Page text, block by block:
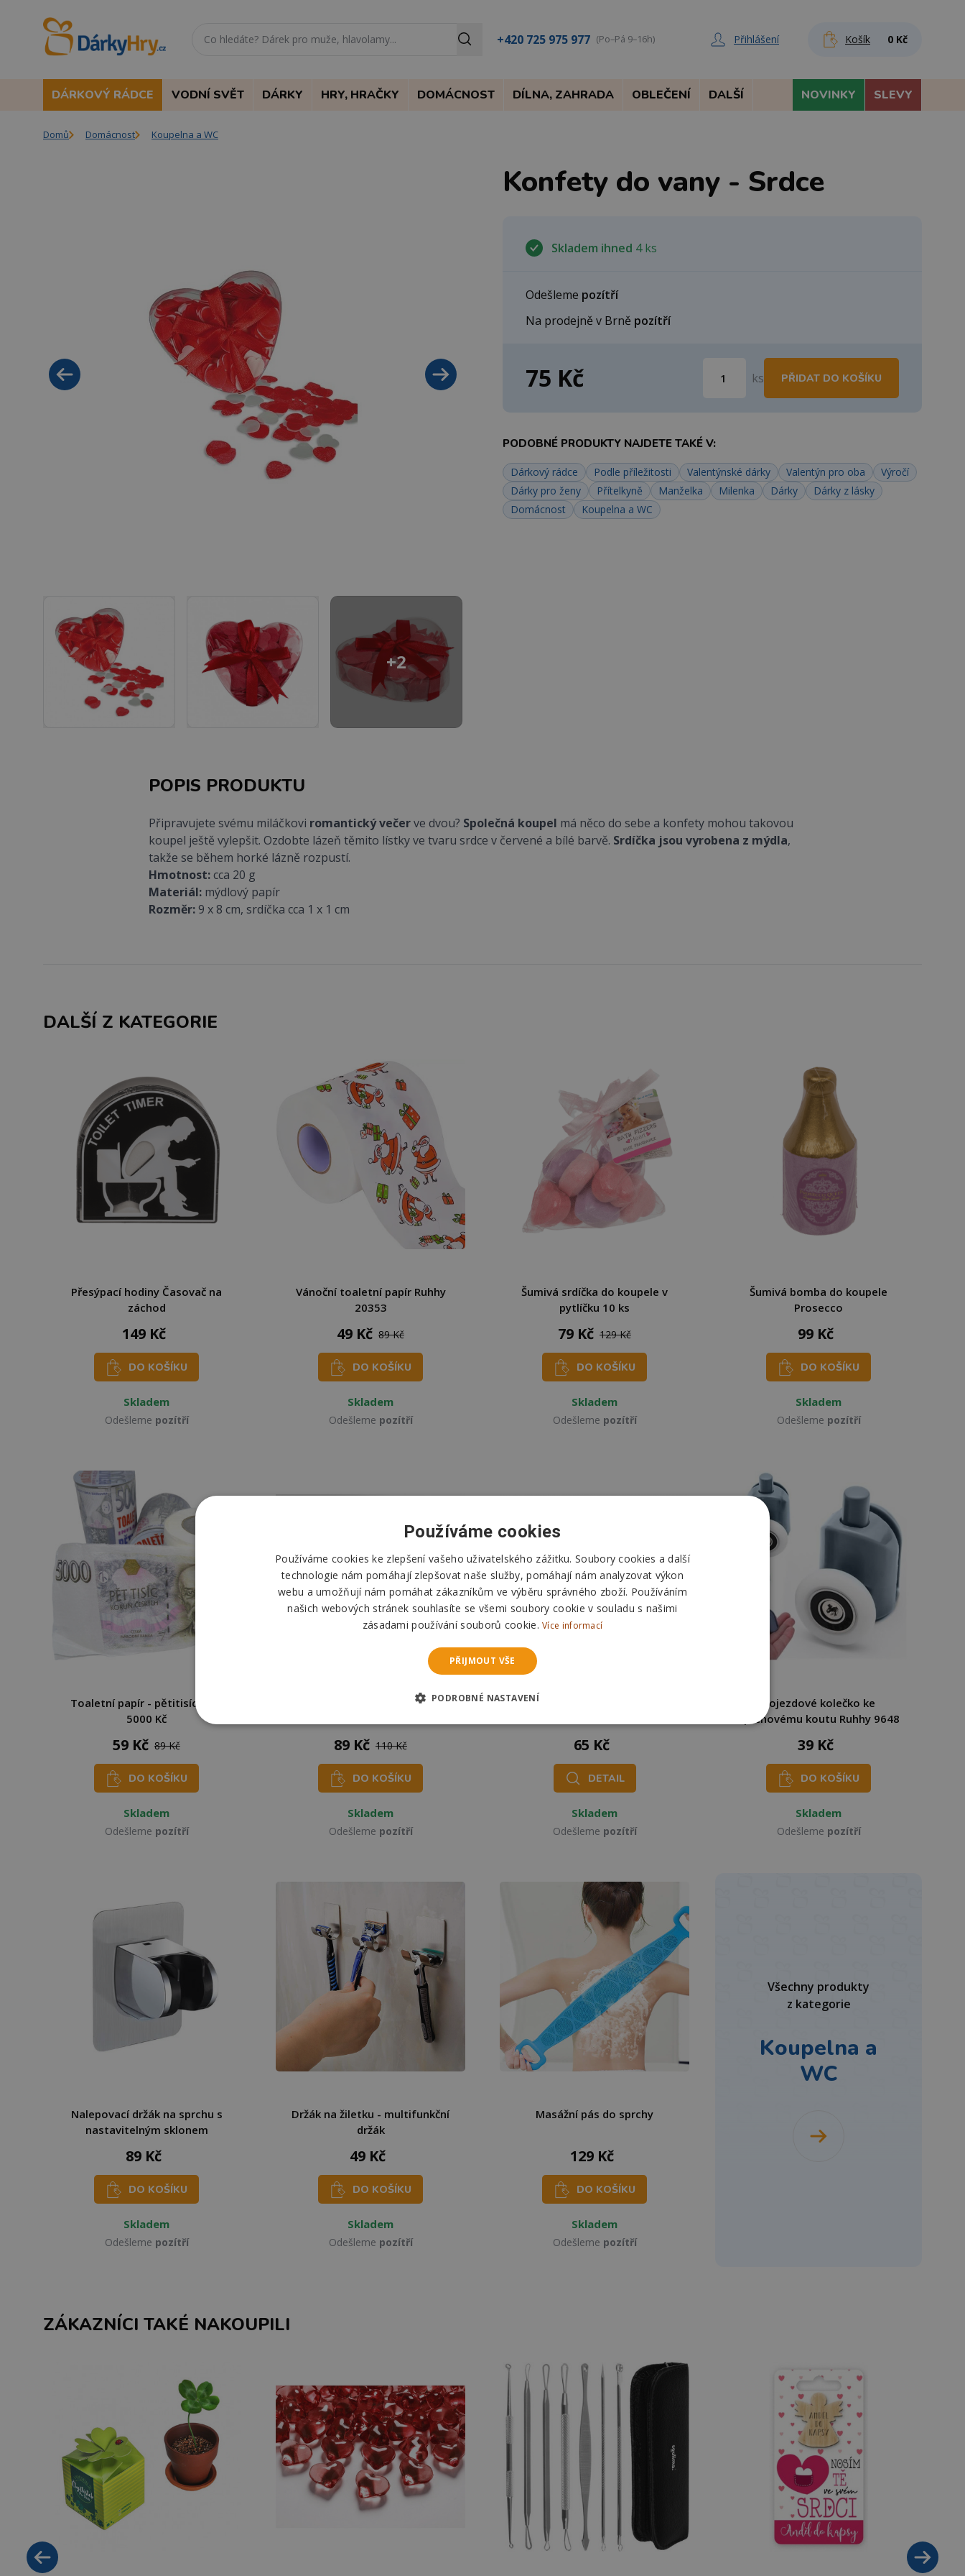
+420 725 975 977 (Po–Pá 9–16h) Přihlášení Košík 0 Kč
DÁRKOVÝ RÁDCE VODNÍ SVĚT DÁRKY HRY, HRAČKY DOMÁCNOST DÍLNA, ZAHRADA OBLEČENÍ DALŠÍ NOVINKY SLEVY
Domů Domácnost Koupelna a WC
Konfety do vany - Srdce
Skladem ihned 4 ks
Odešleme pozítří
Na prodejně v Brně pozítří
75 Kč ks PŘIDAT DO KOŠÍKU
PODOBNÉ PRODUKTY NAJDETE TAKÉ V:
Dárkový rádce Podle příležitosti Valentýnské dárky Valentýn pro oba
Výročí
Dárky pro ženy
Přítelkyně Manželka Milenka Dárky
Dárky z lásky
Domácnost
Koupelna a WC
+2
POPIS PRODUKTU
Připravujete svému miláčkovi romantický večerve dvou? Společná koupel má něco do sebe a konfety mohou takovou
koupel ještě vylepšit. Ozdobte lázeň těmito lístky ve tvaru srdce v červené a bílé barvě. Srdíčka jsou vyrobena z mýdla,
takže se během horké lázně rozpustí.
Hmotnost:cca 20 g
Materiál: mýdlový papír
Rozměr:9 x 8 cm, srdíčka cca 1 x 1 cm
DALŠÍ Z KATEGORIE
Přesýpací hodiny Časovač na
záchod
149 Kč
DO KOŠÍKU
Skladem
Odešleme pozítří
Vánoční toaletní papír Ruhhy
20353
49 Kč 89 Kč
DO KOŠÍKU
Skladem
Odešleme pozítří
Šumivá srdíčka do koupele v
pytlíčku 10 ks
79 Kč 129 Kč
DO KOŠÍKU
Skladem
Odešleme pozítří
Šumivá bomba do koupele
Prosecco
99 Kč
DO KOŠÍKU
Skladem
Odešleme pozítří
Toaletní papír - pětitisícovka
5000 Kč
59 Kč 89 Kč
DO KOŠÍKU
Skladem
Odešleme pozítří
Toaletní papír - Sparta
89 Kč 110 Kč
DO KOŠÍKU
Skladem
Odešleme pozítří
65 Kč
DETAIL
Skladem
Odešleme pozítří
Pojezdové kolečko ke
sprchovému koutu Ruhhy 9648
39 Kč
DO KOŠÍKU
Skladem
Odešleme pozítří
Nalepovací držák na sprchu s
nastavitelným sklonem
89 Kč
DO KOŠÍKU
Skladem
Odešleme pozítří
Držák na žiletku - multifunkční
držák
49 Kč
DO KOŠÍKU
Skladem
Odešleme pozítří
Masážní pás do sprchy
129 Kč
DO KOŠÍKU
Skladem
Odešleme pozítří
Všechny produkty
z kategorie
Koupelna a
WC
ZÁKAZNÍCI TAKÉ NAKOUPILI
Používáme cookies
Používáme cookies ke zlepšení vašeho uživatelského zážitku. Soubory cookies a další
technologie nám pomáhají zlepšovat naše služby, pomáhají nám analyzovat výkon
webu a umožňují nám pomáhat zákazníkům ve výběru správného zboží. Používáním
našich webových stránek souhlasíte se všemi soubory cookie v souladu s našimi
zásadami používání souborů cookie.Více informací
PŘIJMOUT VŠE
PODROBNÉ NASTAVENÍ